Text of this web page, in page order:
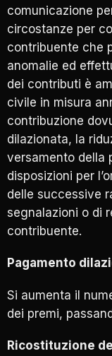
comunicazione
circostanze per
contribuente che
anomalie ed
dei contributi è
civile in misura
contribuzione
dilazionata, la
versamento della
disposizioni per
delle successive
segnalazioni o di
contribuente.
Pagamento
Si aumenta il
dei premi,
Ricostituzione